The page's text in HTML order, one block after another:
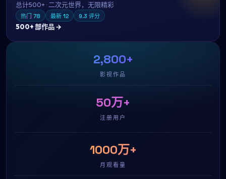
总计500+· 二次元世界，无限精彩
热门 78 最新 12 9.3 评分
500+部作品 →
2,800+
影视作品
50万+
注册用户
1000万+
月观看量